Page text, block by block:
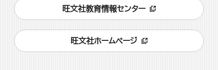
旺文社教育情報センター
旺文社ホームページ